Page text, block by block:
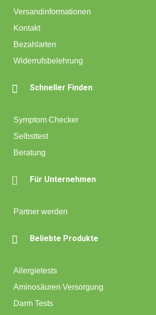
Versandinformationen
Kontakt
Bezahlarten
Widerrufsbelehrung
 Schneller Finden
Symptom Checker
Selbsttest
Beratung
 Für Unternehmen
Partner werden
 Beliebte Produkte
Allergietests
Aminosäuren Versorgung
Darm Tests